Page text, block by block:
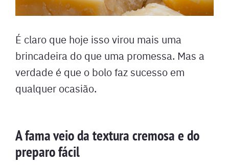
É claro que hoje isso virou mais uma
brincadeira do que uma promessa. Mas a
verdade é que o bolo faz sucesso em
qualquer ocasião.
A fama veio da textura cremosa e do
preparo fácil